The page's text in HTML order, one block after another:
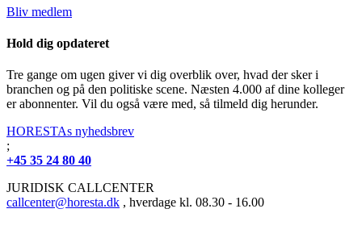
Bliv medlem
Hold dig opdateret
Tre gange om ugen giver vi dig overblik over, hvad der sker i
branchen og på den politiske scene. Næsten 4.000 af dine kolleger
er abonnenter. Vil du også være med, så tilmeld dig herunder.
HORESTAs nyhedsbrev
;
+45 35 24 80 40
JURIDISK CALLCENTER
callcenter@horesta.dk , hverdage kl. 08.30 - 16.00